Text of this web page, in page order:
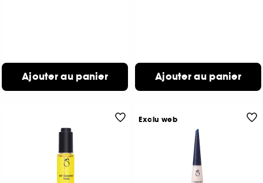
Ajouter au panier Ajouter au panier
Exclu web